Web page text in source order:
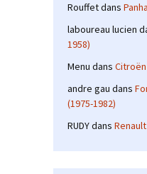
Rouffetdans
laboureau lucien
1958)
Menu dans Citroën
andre gau dans
(1975-1982)
RUDYdans